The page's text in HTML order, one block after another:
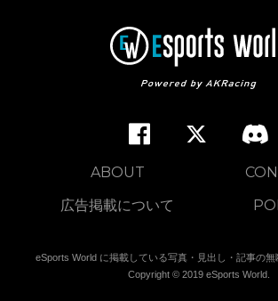
ABOUT
広告掲載について
eSports World に掲載している写真・見出し・記事の無
Copyright © 2019 eSports World.